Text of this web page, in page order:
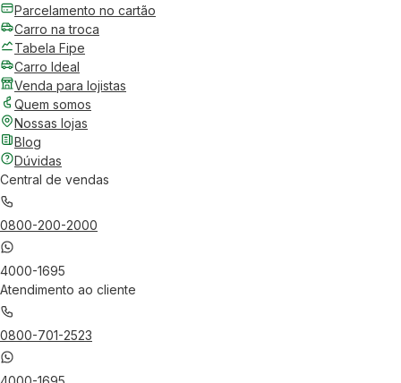
Parcelamento no cartão
Carro na troca
Tabela Fipe
Carro Ideal
Venda para lojistas
Quem somos
Nossas lojas
Blog
Dúvidas
Central de vendas
0800-200-2000
4000-1695
Atendimento ao cliente
0800-701-2523